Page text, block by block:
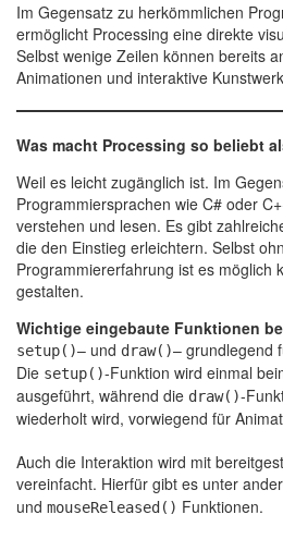
Im Gegensatz zu herkömmlichen
ermöglicht Processing eine direkte
Selbst wenige Zeilen können bereits
Animationen und interaktive
Was macht Processing so beliebt
Weil es leicht zugänglich ist. Im
Programmiersprachen wie C# oder
verstehen und lesen. Es gibt
die den Einstieg erleichtern. Selbst
Programmiererfahrung ist es möglich
gestalten.
Wichtige eingebaute Funktionen
setup()– und draw()– grundlegend
Die setup()-Funktion wird einmal
ausgeführt, während die draw()-
wiederholt wird, vorwiegend für
Auch die Interaktion wird mit
vereinfacht. Hierfür gibt es unter
und mouseReleased() Funktionen.